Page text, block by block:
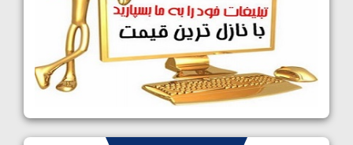
کشتی آزاد نوجوانان جهان؛ رقبای نمایندگان
ایران مشخص شدند
1405/05/08
کشتی فرنگی نوجوانان جهان؛ سکوی تیمی
سوم برای ایران
1405/05/07